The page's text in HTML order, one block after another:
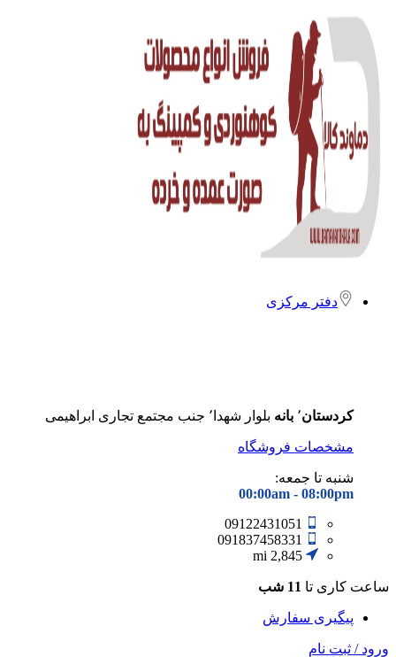
دفتر مرکزی
کردستان٬ بانه بلوار شهدا٬ جنب مجتمع تجاری ابراهیمی
مشخصات فروشگاه
شنبه تا جمعه:
00:00am - 08:00pm
09122431051
091837458331
2,845 mi
ساعت کاری تا 11 شب
پیگیری سفارش
ورود / ثبت نام